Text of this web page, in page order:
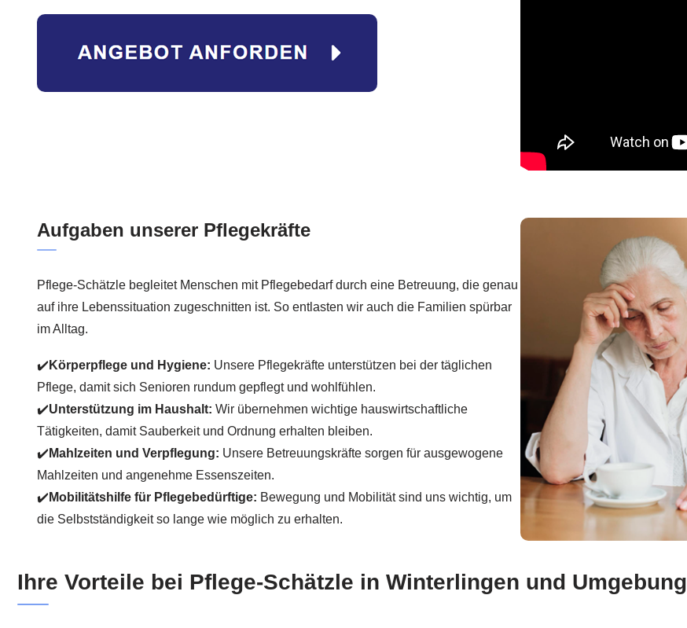
Aufgaben unserer Pflegekräfte
Pflege-Schätzle begleitet Menschen mit Pflegebedarf durch eine Betreuung, die genau
auf ihre Lebenssituation zugeschnitten ist. So entlasten wir auch die Familien spürbar
im Alltag.
✔️ Körperpflege und Hygiene: Unsere Pflegekräfte unterstützen bei der täglichen
Pflege, damit sich Senioren rundum gepflegt und wohlfühlen.
✔️Unterstützung im Haushalt: Wir übernehmen wichtige hauswirtschaftliche
Tätigkeiten, damit Sauberkeit und Ordnung erhalten bleiben.
✔️ Mahlzeiten und Verpflegung: Unsere Betreuungskräfte sorgen für ausgewogene
Mahlzeiten und angenehme Essenszeiten.
✔️ Mobilitätshilfe für Pflegebedürftige: Bewegung und Mobilität sind uns wichtig, um
die Selbstständigkeit so lange wie möglich zu erhalten.
Ihre Vorteile bei Pflege-Schätzle in Winterlingen und Umgebung